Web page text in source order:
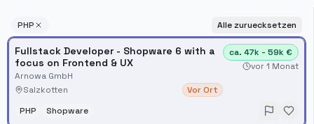
PHP Alle zuruecksetzen
Fullstack Developer - Shopware 6 with a
focus on Frontend & UX
Arnowa GmbH
Salzkotten
Vor Ort
ca. 47k - 59k €
vor 1 Monat
PHP Shopware